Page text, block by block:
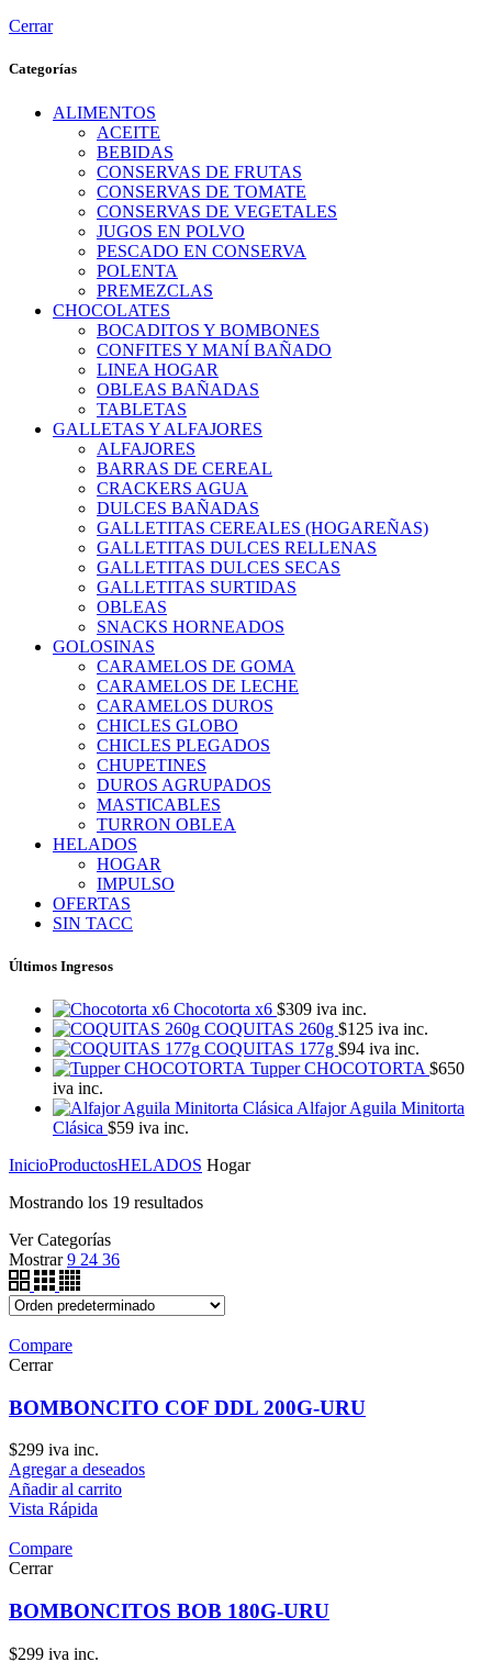
Cerrar
Categorías
ALIMENTOS
ACEITE
BEBIDAS
CONSERVAS DE FRUTAS
CONSERVAS DE TOMATE
CONSERVAS DE VEGETALES
JUGOS EN POLVO
PESCADO EN CONSERVA
POLENTA
PREMEZCLAS
CHOCOLATES
BOCADITOS Y BOMBONES
CONFITES Y MANÍ BAÑADO
LINEA HOGAR
OBLEAS BAÑADAS
TABLETAS
GALLETAS Y ALFAJORES
ALFAJORES
BARRAS DE CEREAL
CRACKERS AGUA
DULCES BAÑADAS
GALLETITAS CEREALES (HOGAREÑAS)
GALLETITAS DULCES RELLENAS
GALLETITAS DULCES SECAS
GALLETITAS SURTIDAS
OBLEAS
SNACKS HORNEADOS
GOLOSINAS
CARAMELOS DE GOMA
CARAMELOS DE LECHE
CARAMELOS DUROS
CHICLES GLOBO
CHICLES PLEGADOS
CHUPETINES
DUROS AGRUPADOS
MASTICABLES
TURRON OBLEA
HELADOS
HOGAR
IMPULSO
OFERTAS
SIN TACC
Últimos Ingresos
Chocotorta x6 $309 iva inc.
COQUITAS 260g $125 iva inc.
COQUITAS 177g $94 iva inc.
Tupper CHOCOTORTA $650
iva inc.
Alfajor Aguila Minitorta
Clásica $59 iva inc.
InicioProductosHELADOS Hogar
Mostrando los 19 resultados
Ver Categorías
Mostrar 9 24 36
Compare
Cerrar
BOMBONCITO COF DDL 200G-URU
$299 iva inc.
Agregar a deseados
Añadir al carrito
Vista Rápida
Compare
Cerrar
BOMBONCITOS BOB 180G-URU
$299 iva inc.